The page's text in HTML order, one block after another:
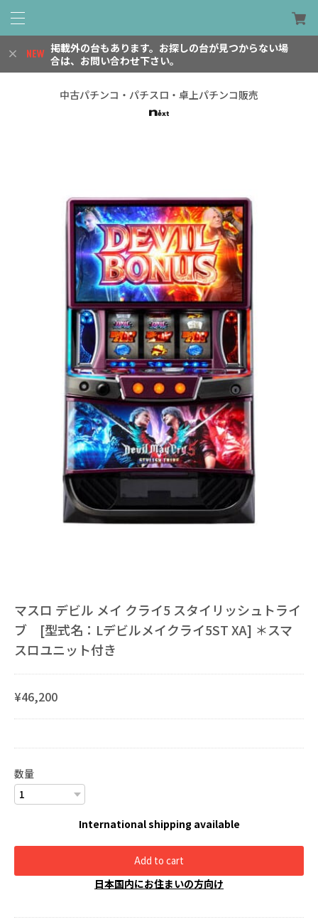
掲載外の台もあります。お探しの台が見つからない場
合は、お問い合わせ下さい。
中古パチンコ・パチスロ・卓上パチンコ販売
マスロ デビル メイ クライ5 スタイリッシュトライ
ブ [型式名：Lデビルメイクライ5ST XA] ＊スマ
スロユニット付き
¥46,200
数量
International shipping available
Add to cart
日本国内にお住まいの方向け